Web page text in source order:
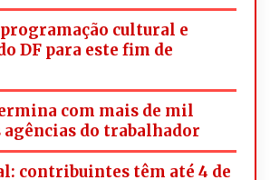
cultural e
DF para este fim de
com mais de mil
agências do trabalhador
contribuintes têm até 4 de